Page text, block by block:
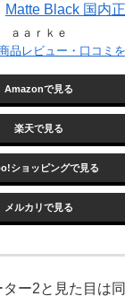
Matte Black 国内
ａａｒｋｅ
品レビュー・口コミ
Amazonで見る
楽天で見る
ショッピングで見る
メルカリで見る
ー2と見た目は同